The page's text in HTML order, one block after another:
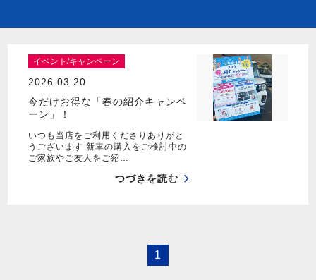
イベント/キャンペーン
2026.03.20
今だけお得な「春の紹介キャンペ
ーン」！
いつも当店をご利用くださりありがと
うございます 新車の購入をご検討中の
ご家族やご友人をご紹…
つづきを読む
1